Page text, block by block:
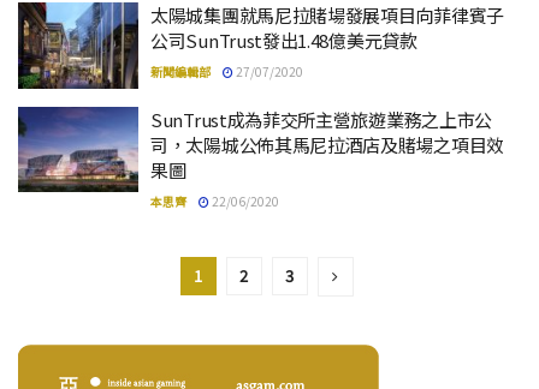
太陽城集團就馬尼拉賭場發展項目向菲律賓子
公司SunTrust發出1.48億美元貸款
新聞編輯部 27/07/2020
SunTrust成為菲交所主營旅遊業務之上市公
司，太陽城公佈其馬尼拉酒店及賭場之項目效
果圖
本思齊 22/06/2020
1 2 3